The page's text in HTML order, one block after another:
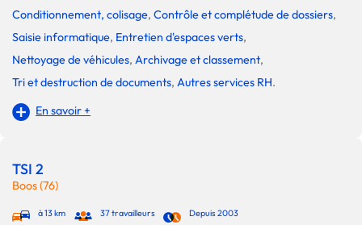
Conditionnement, colisage, Contrôle et complétude de dossiers,
Saisie informatique, Entretien d'espaces verts,
Nettoyage de véhicules, Archivage et classement,
Tri et destruction de documents, Autres services RH.
En savoir +
TSI 2
Boos (76)
à 13 km 37 travailleurs Depuis 2003